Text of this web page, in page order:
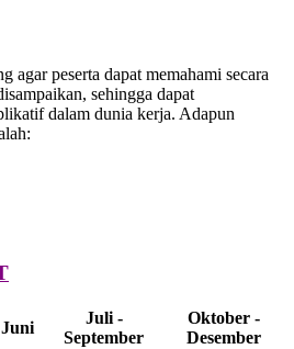
agar peserta dapat memahami secara
sehingga dapat
dalam dunia kerja. Adapun
Juli -
September
Oktober -
Desember